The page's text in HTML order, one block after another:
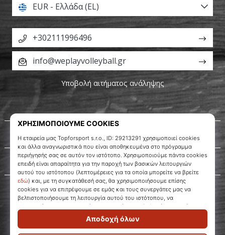
Σχετικά μ' εμάς
Εξυπηρέτηση πελατών
EUR - Ελλάδα (EL)
+302111996496
info@weplayvolleyball.gr
Υποβολή αιτήματος ανάληψης